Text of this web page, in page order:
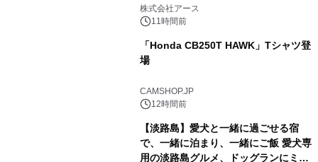
事例を株式会社アースが公開
株式会社アース
11時間前
「Honda CB250T HAWK」Tシャツ登
場
CAMSHOP.JP
12時間前
【淡路島】愛犬と一緒に過ごせる宿
で、一緒に泊まり、一緒にご飯 愛犬専
用の淡路島グルメ、ドッグランにミニ